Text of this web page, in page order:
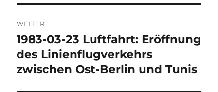
WEITER
Nächster
Beitrag:
1983-03-23 Luftfahrt: Eröffnung
des Linienflugverkehrs
zwischen Ost-Berlin und Tunis